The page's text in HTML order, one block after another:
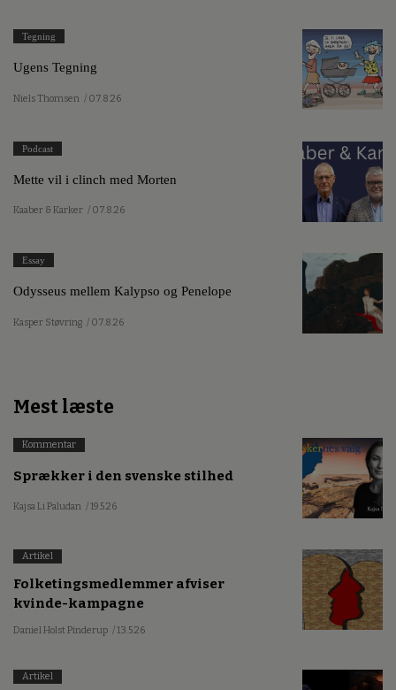
Tegning
Ugens Tegning
Niels Thomsen / 07.8.26
Podcast
Mette vil i clinch med Morten
Kaaber & Karker / 07.8.26
Essay
Odysseus mellem Kalypso og Penelope
Kasper Støvring / 07.8.26
Mest læste
Kommentar
Sprækker i den svenske stilhed
Kajsa Li Paludan / 19.5.26
Artikel
Folketingsmedlemmer afviser
kvinde-kampagne
Daniel Holst Pinderup / 13.5.26
Artikel